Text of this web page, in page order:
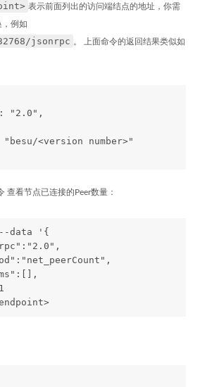
表示前面列出的访问端结点的地址，你需
例如
jsonrpc 。 上面命令的返回结果类似如
"2.0",
"besu/<version number>"
查看节点已连接的Peer数量：
--data '{